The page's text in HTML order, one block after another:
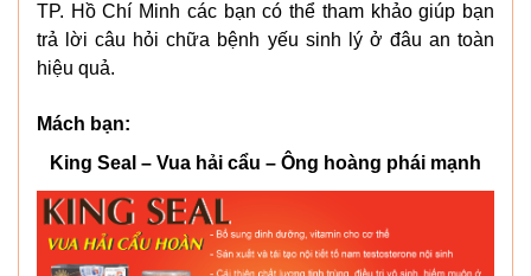
TP. Hồ Chí Minh các bạn có thể tham khảo giúp bạn
trả lời câu hỏi chữa bệnh yếu sinh lý ở đâu an toàn
hiệu quả.
Mách bạn:
King Seal – Vua hải cẩu – Ông hoàng phái mạnh